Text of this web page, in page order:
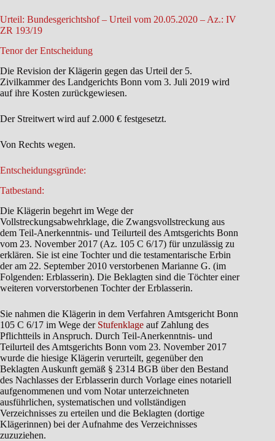
Urteil: Bundesgerichtshof – Urteil vom 20.05.2020 – Az.: IV
ZR 193/19
Tenor der Entscheidung
Die Revision der Klägerin gegen das Urteil der 5.
Zivilkammer des Landgerichts Bonn vom 3. Juli 2019 wird
auf ihre Kosten zurückgewiesen.
Der Streitwert wird auf 2.000 € festgesetzt.
Von Rechts wegen.
Entscheidungsgründe:
Tatbestand:
Die Klägerin begehrt im Wege der
Vollstreckungsabwehrklage, die Zwangsvollstreckung aus
dem Teil-Anerkenntnis- und Teilurteil des Amtsgerichts Bonn
vom 23. November 2017 (Az. 105 C 6/17) für unzulässig zu
erklären. Sie ist eine Tochter und die testamentarische Erbin
der am 22. September 2010 verstorbenen Marianne G. (im
Folgenden: Erblasserin). Die Beklagten sind die Töchter einer
weiteren vorverstorbenen Tochter der Erblasserin.
Sie nahmen die Klägerin in dem Verfahren Amtsgericht Bonn
105 C 6/17 im Wege der Stufenklage auf Zahlung des
Pflichtteils in Anspruch. Durch Teil-Anerkenntnis- und
Teilurteil des Amtsgerichts Bonn vom 23. November 2017
wurde die hiesige Klägerin verurteilt, gegenüber den
Beklagten Auskunft gemäß § 2314 BGB über den Bestand
des Nachlasses der Erblasserin durch Vorlage eines notariell
aufgenommenen und vom Notar unterzeichneten
ausführlichen, systematischen und vollständigen
Verzeichnisses zu erteilen und die Beklagten (dortige
Klägerinnen) bei der Aufnahme des Verzeichnisses
zuzuziehen.